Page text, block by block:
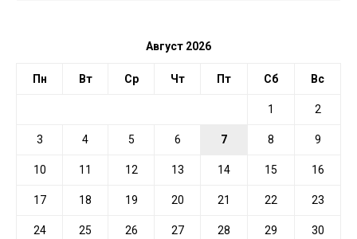
Август 2026
Пн Вт Ср Чт Пт Сб Вс
1 2
3 4 5 6 7 8 9
10 11 12 13 14 15 16
17 18 19 20 21 22 23
24 25 26 27 28 29 30